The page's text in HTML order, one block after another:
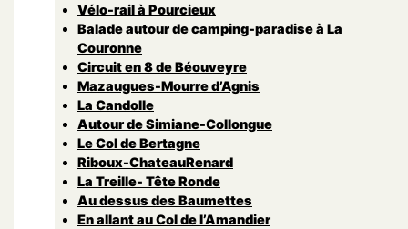
Vélo-rail à Pourcieux
Balade autour de camping-paradise à La
Couronne
Circuit en 8 de Béouveyre
Mazaugues-Mourre d’Agnis
La Candolle
Autour de Simiane-Collongue
Le Col de Bertagne
Riboux-ChateauRenard
La Treille- Tête Ronde
Au dessus des Baumettes
En allant au Col de l’Amandier